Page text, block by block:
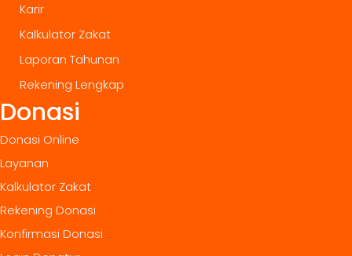
Karir
Kalkulator Zakat
Laporan Tahunan
Rekening Lengkap
Donasi
Donasi Online
Layanan
Kalkulator Zakat
Rekening Donasi
Konfirmasi Donasi